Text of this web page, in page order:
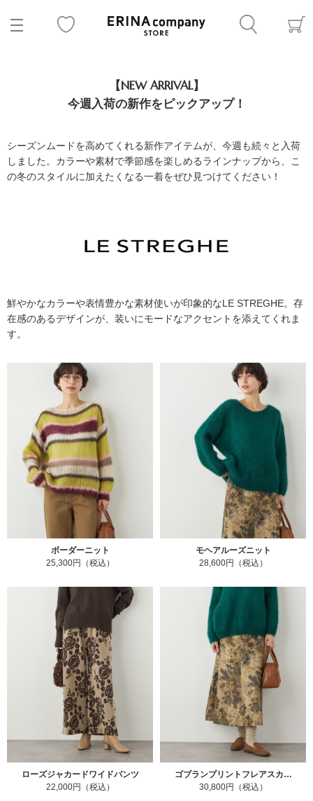
【NEW ARRIVAL】
今週入荷の新作をピックアップ！
シーズンムードを高めてくれる新作アイテムが、今週も続々と入荷
しました。カラーや素材で季節感を楽しめるラインナップから、こ
の冬のスタイルに加えたくなる一着をぜひ見つけてください！
鮮やかなカラーや表情豊かな素材使いが印象的なLE STREGHE。存
在感のあるデザインが、装いにモードなアクセントを添えてくれま
す。
ボーダーニット
25,300円（税込）
モヘアルーズニット
28,600円（税込）
ローズジャカードワイドパンツ
22,000円（税込）
ゴブランプリントフレアスカ…
30,800円（税込）